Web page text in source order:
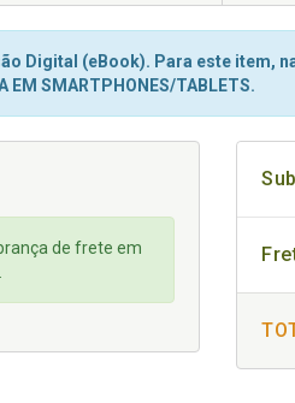
Digital (eBook). Para este item,
EM SMARTPHONES/TABLETS.
de frete em